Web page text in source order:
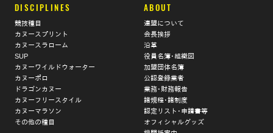
DISCIPLINES ABOUT
競技種目
連盟について
カヌースプリント
会長挨拶
カヌースラローム
沿革
SUP
役員名簿･組織図
カヌーワイルドウォーター
加盟団体名簿
カヌーポロ
公認登録業者
ドラゴンカヌー
業務･財務報告
カヌーフリースタイル
諸規程･諸制度
カヌーマラソン
認定リスト･申請書等
その他の種目
オフィシャルグッズ